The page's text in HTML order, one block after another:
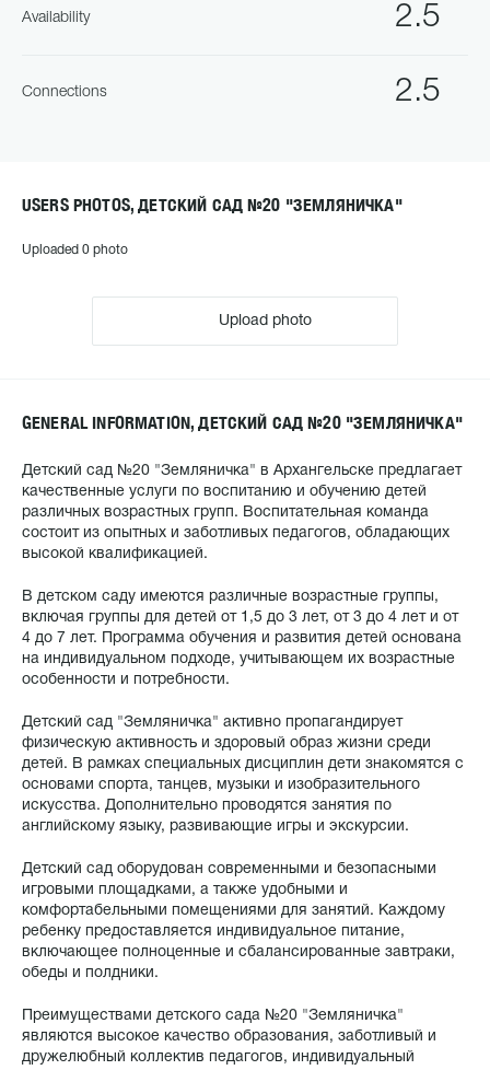
2.5
Availability
2.5
Connections
USERS PHOTOS, ДЕТСКИЙ САД №20 "ЗЕМЛЯНИЧКА"
Uploaded 0 photo
Upload photo
GENERAL INFORMATION, ДЕТСКИЙ САД №20 "ЗЕМЛЯНИЧКА"
Детский сад №20 "Земляничка" в Архангельске предлагает
качественные услуги по воспитанию и обучению детей
различных возрастных групп. Воспитательная команда
состоит из опытных и заботливых педагогов, обладающих
высокой квалификацией.
В детском саду имеются различные возрастные группы,
включая группы для детей от 1,5 до 3 лет, от 3 до 4 лет и от
4 до 7 лет. Программа обучения и развития детей основана
на индивидуальном подходе, учитывающем их возрастные
особенности и потребности.
Детский сад "Земляничка" активно пропагандирует
физическую активность и здоровый образ жизни среди
детей. В рамках специальных дисциплин дети знакомятся с
основами спорта, танцев, музыки и изобразительного
искусства. Дополнительно проводятся занятия по
английскому языку, развивающие игры и экскурсии.
Детский сад оборудован современными и безопасными
игровыми площадками, а также удобными и
комфортабельными помещениями для занятий. Каждому
ребенку предоставляется индивидуальное питание,
включающее полноценные и сбалансированные завтраки,
обеды и полдники.
Преимуществами детского сада №20 "Земляничка"
являются высокое качество образования, заботливый и
дружелюбный коллектив педагогов, индивидуальный